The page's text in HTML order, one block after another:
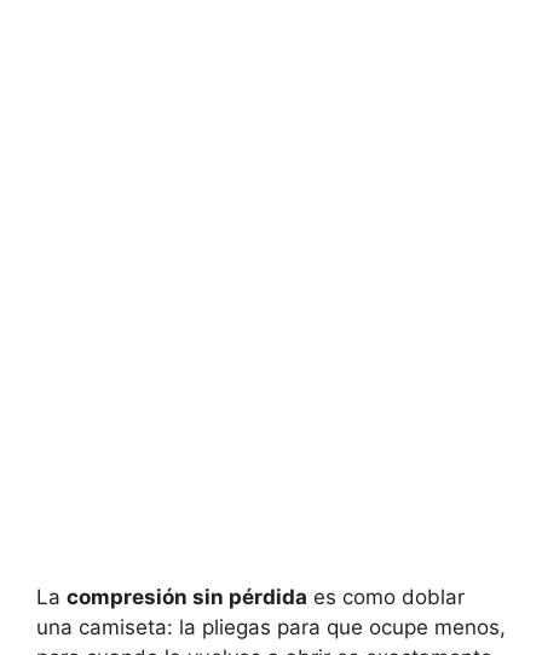
La compresión sin pérdida es como doblar
una camiseta: la pliegas para que ocupe menos,